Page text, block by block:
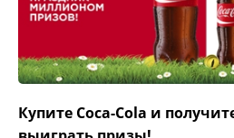
Купите Coca-Cola и